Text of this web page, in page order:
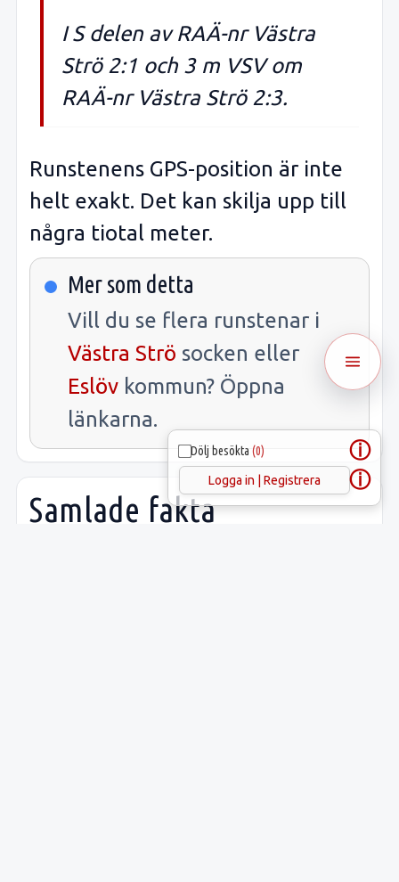
Dölj besökta (0) ⓘ
Logga in | Registrera ⓘ
I S delen av RAÄ-nr Västra
Strö 2:1 och 3 m VSV om
RAÄ-nr Västra Strö 2:3.
Runstenens GPS-position är inte
helt exakt. Det kan skilja upp till
några tiotal meter.
Mer som detta
Vill du se flera runstenar i
Västra Strö socken eller
Eslöv kommun? Öppna
länkarna.
Samlade fakta